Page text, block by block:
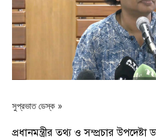
সুপ্রভাত ডেস্ক »
প্রধানমন্ত্রীর তথ্য ও সম্প্রচার